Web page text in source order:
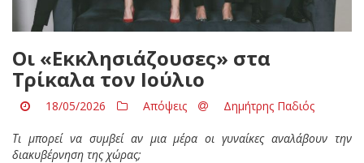
Οι «Εκκλησιάζουσες» στα
Τρίκαλα τον Ιούλιο
18/05/2026 Απόψεις Δημήτρης Παδιός
Τι μπορεί να συμβεί αν μια μέρα οι γυναίκες αναλάβουν την
διακυβέρνηση της χώρας;